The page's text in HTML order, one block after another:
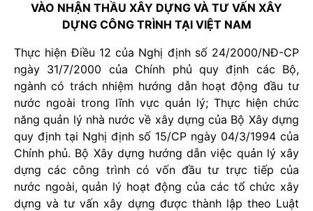
VÀO NHẬN THẦU XÂY DỰNG VÀ TƯ VẤN XÂY
DỰNG CÔNG TRÌNH TẠI VIỆT NAM
Thực hiện Điều 12 của Nghị định số 24/2000/NĐ-CP
ngày 31/7/2000 của Chính phủ quy định các Bộ,
ngành có trách nhiệm hướng dẫn hoạt động đầu tư
nước ngoài trong lĩnh vực quản lý; Thực hiện chức
năng quản lý nhà nước về xây dựng của Bộ Xây dựng
quy định tại Nghị định số 15/CP ngày 04/3/1994 của
Chính phủ. Bộ Xây dựng hướng dẫn việc quản lý xây
dựng các công trình có vốn đầu tư trực tiếp của
nước ngoài, quản lý hoạt động của các tổ chức xây
dựng và tư vấn xây dựng được thành lập theo Luật